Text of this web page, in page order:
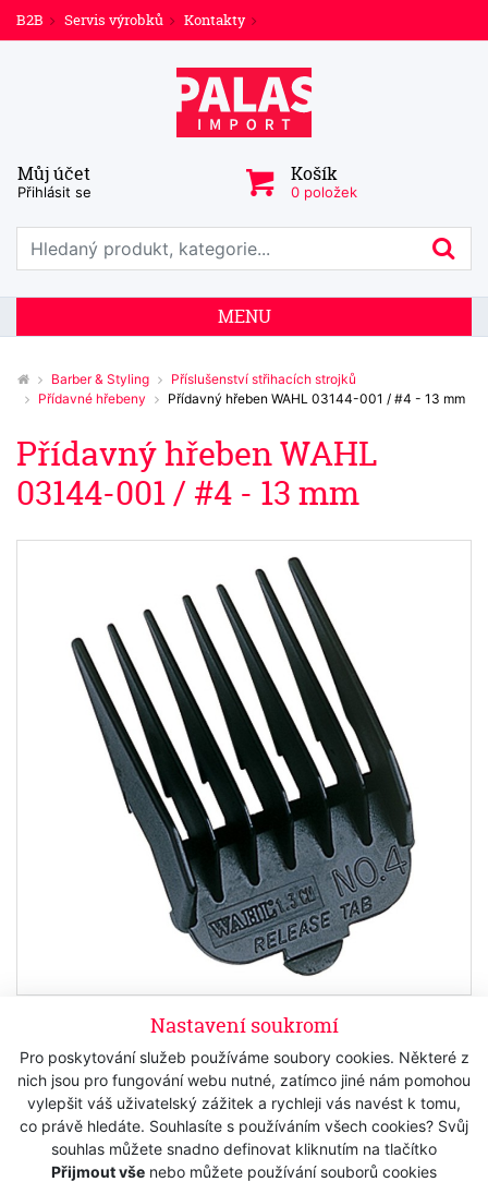
Nastavení soukromí
Pro poskytování služeb používáme soubory cookies. Některé z
nich jsou pro fungování webu nutné, zatímco jiné nám pomohou
vylepšit váš uživatelský zážitek a rychleji vás navést k tomu,
co právě hledáte. Souhlasíte s používáním všech cookies? Svůj
souhlas můžete snadno definovat kliknutím na tlačítko
Přijmout vše nebo můžete používání souborů cookies
B2B Servis výrobků Kontakty
Můj účet
Přihlásit se
Košík
0 položek
Prohledat web
MENU
Barber & Styling
Příslušenství střihacích strojků
Přídavné hřebeny
Přídavný hřeben WAHL 03144-001 / #4 - 13 mm
Přídavný hřeben WAHL
03144-001 / #4 - 13 mm
95 Kč s DPH
78,51 Kč bez DPH
Koupit